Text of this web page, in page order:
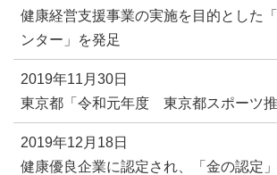
健康経営支援事業の実施を目的とした
ンター」を発足
2019年11月30日
東京都「令和元年度 東京都スポーツ
2019年12月18日
健康優良企業に認定され、「金の認定